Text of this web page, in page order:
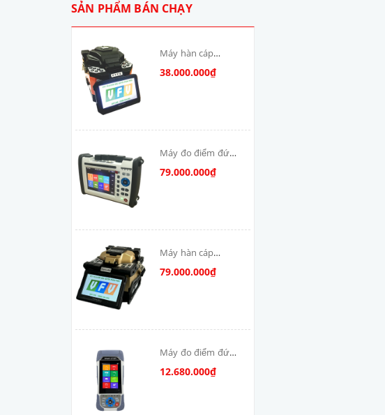
SẢN PHẨM BÁN CHẠY
Máy hàn cáp
quang T-V6S-MAX
38.000.000₫
Máy đo điểm đứt
cáp quang: DSX-
79.000.000₫
Máy hàn cáp
quang Skycom
79.000.000₫
Máy đo điểm đứt
cáp quang OTDR-
12.680.000₫